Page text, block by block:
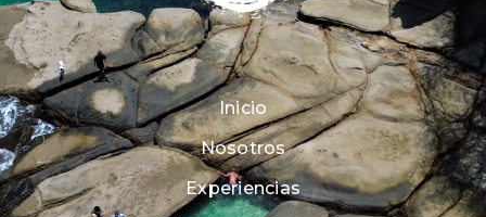
Inicio
Nosotros
Experiencias